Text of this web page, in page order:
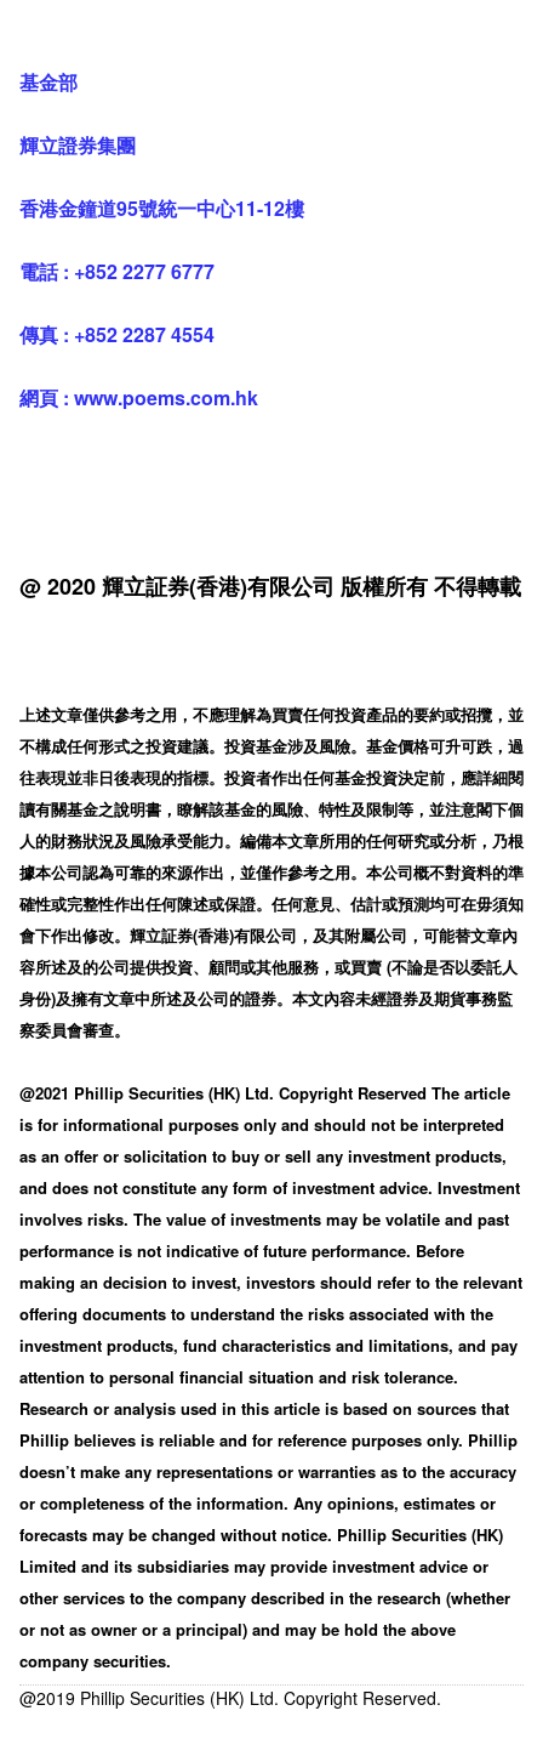
基金部
輝立證券集團
香港金鐘道95號統一中心11-12樓
電話 : +852 2277 6777
傳真 : +852 2287 4554
網頁 : www.poems.com.hk
@ 2020 輝立証券(香港)有限公司 版權所有 不得轉載
上述文章僅供參考之用，不應理解為買賣任何投資產品的要約或招攬，並
不構成任何形式之投資建議。投資基金涉及風險。基金價格可升可跌，過
往表現並非日後表現的指標。投資者作出任何基金投資決定前，應詳細閱
讀有關基金之說明書，瞭解該基金的風險、特性及限制等，並注意閣下個
人的財務狀況及風險承受能力。編備本文章所用的任何研究或分析，乃根
據本公司認為可靠的來源作出，並僅作參考之用。本公司概不對資料的準
確性或完整性作出任何陳述或保證。任何意見、估計或預測均可在毋須知
會下作出修改。輝立証券(香港)有限公司，及其附屬公司，可能替文章內
容所述及的公司提供投資、顧問或其他服務，或買賣 (不論是否以委託人
身份)及擁有文章中所述及公司的證券。本文內容未經證券及期貨事務監
察委員會審查。
@2021 Phillip Securities (HK) Ltd. Copyright Reserved The article
is for informational purposes only and should not be interpreted
as an offer or solicitation to buy or sell any investment products,
and does not constitute any form of investment advice. Investment
involves risks. The value of investments may be volatile and past
performance is not indicative of future performance. Before
making an decision to invest, investors should refer to the relevant
offering documents to understand the risks associated with the
investment products, fund characteristics and limitations, and pay
attention to personal financial situation and risk tolerance.
Research or analysis used in this article is based on sources that
Phillip believes is reliable and for reference purposes only. Phillip
doesn’t make any representations or warranties as to the accuracy
or completeness of the information. Any opinions, estimates or
forecasts may be changed without notice. Phillip Securities (HK)
Limited and its subsidiaries may provide investment advice or
other services to the company described in the research (whether
or not as owner or a principal) and may be hold the above
company securities.
@2019 Phillip Securities (HK) Ltd. Copyright Reserved.